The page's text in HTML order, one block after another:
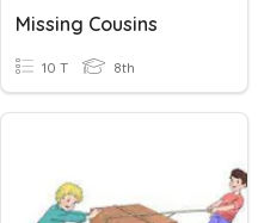
Missing Cousins
10 T 8th